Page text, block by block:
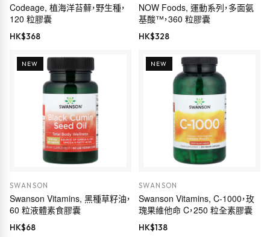
Codeage, 植海洋苔蘚，野生種，
120 粒膠囊
HK$368
NOW Foods, 運動系列，多面氨
基酸™，360 粒膠囊
HK$328
NEW
SWANSON
Swanson Vitamins, 黑種草籽油，
60 粒液體素食膠囊
HK$68
NEW
SWANSON
Swanson Vitamins, C-1000，玫
瑰果維他命 C，250 粒全素膠囊
HK$138